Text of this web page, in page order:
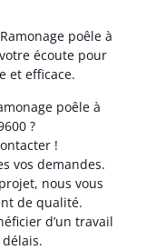
poêle à
écoute pour
et efficace.
poêle à
?
!
vos demandes.
nous vous
de qualité.
d’un travail